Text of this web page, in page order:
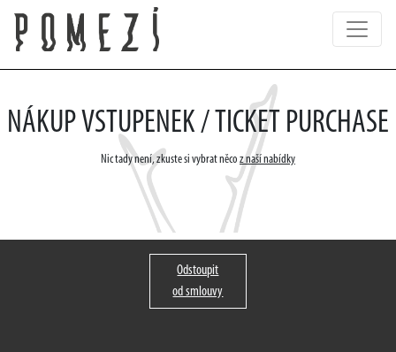
NÁKUP VSTUPENEK / TICKET PURCHASE
Nic tady není, zkuste si vybrat něco z naší nabídky
Odstoupit
od smlouvy